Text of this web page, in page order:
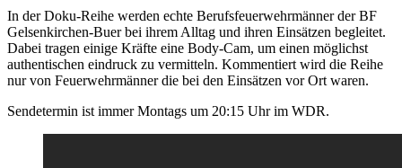
In der Doku-Reihe werden echte Berufsfeuerwehrmänner der BF
Gelsenkirchen-Buer bei ihrem Alltag und ihren Einsätzen begleitet.
Dabei tragen einige Kräfte eine Body-Cam, um einen möglichst
authentischen eindruck zu vermitteln. Kommentiert wird die Reihe
nur von Feuerwehrmänner die bei den Einsätzen vor Ort waren.
Sendetermin ist immer Montags um 20:15 Uhr im WDR.